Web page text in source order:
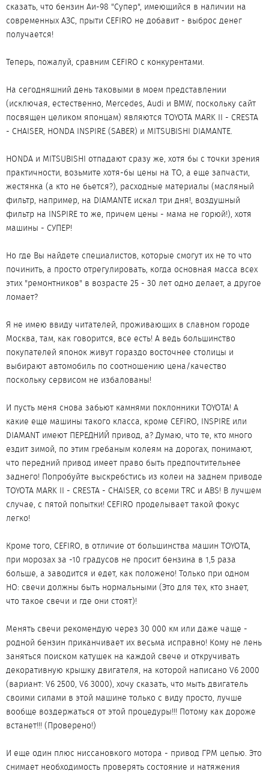
сказать, что бензин Аи-98 "Супер", имеющийся в наличии на
современных АЗС, прыти CEFIRO не добавит - выброс денег
получается!
Теперь, пожалуй, сравним CEFIRO с конкурентами.
На сегодняшний день таковыми в моем представлении
(исключая, естественно, Mercedes, Audi и BMW, поскольку сайт
посвящен целиком японцам) являются TOYOTA MARK II - CRESTA
- CHAISER, HONDA INSPIRE (SABER) и MITSUBISHI DIAMANTE.
HONDA и MITSUBISHI отпадают сразу же, хотя бы с точки зрения
практичности, возьмите хотя-бы цены на ТО, а еще запчасти,
жестянка (а кто не бьется?), расходные материалы (масляный
фильтр, например, на DIAMANTE искал три дня!, воздушный
фильтр на INSPIRE то же, причем цены - мама не горюй!), хотя
машины - СУПЕР!
Но где Вы найдете специалистов, которые смогут их не то что
починить, а просто отрегулировать, когда основная масса всех
этих "ремонтников" в возрасте 25 - 30 лет одно делает, а другое
ломает?
Я не имею ввиду читателей, проживающих в славном городе
Москва, там, как говорится, все есть! А ведь большинство
покупателей японок живут гораздо восточнее столицы и
выбирают автомобиль по соотношению цена/качество
поскольку сервисом не избалованы!
И пусть меня снова забьют камнями поклонники TOYOTA! А
какие еще машины такого класса, кроме CEFIRO, INSPIRE или
DIAMANT имеют ПЕРЕДНИЙ привод, а? Думаю, что те, кто много
ездит зимой, по этим гребаным колеям на дорогах, понимают,
что передний привод имеет право быть предпочтительнее
заднего! Попробуйте выскребстись из колеи на заднем приводе
TOYOTA MARK II - CRESTA - CHAISER, со всеми TRC и ABS! В лучшем
случае, с пятой попытки! CEFIRO проделывает такой фокус
легко!
Кроме того, CEFIRO, в отличие от большинства машин TOYOTA,
при морозах за -10 градусов не просит бензина в 1,5 раза
больше, а заводится и едет, как положено! Только при одном
НО: свечи должны быть нормальными (Это для тех, кто знает,
что такое свечи и где они стоят)!
Менять свечи рекомендую через 30 000 км или даже чаще -
родной бензин приканчивает их весьма исправно! Кому не лень
заняться поиском катушек на каждой свече и откручивать
декоративную крышку двигателя, на которой написано V6 2000
(вариант: V6 2500, V6 3000), хочу сказать, что мыть двигатель
своими силами в этой машине только с виду просто, лучше
вообще воздержаться от этой процедуры!!! Потому как дороже
встанет!!! (Проверено!)
И еще один плюс ниссановкого мотора - привод ГРМ цепью. Это
снимает необходимость проверять состояние и натяжения